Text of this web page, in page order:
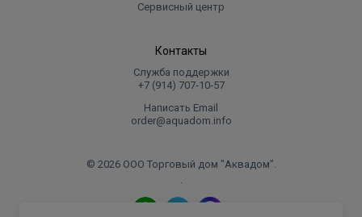
Сервисный центр
Контакты
Служба поддержки
+7 (914) 707‑10‑57
Написать Email
order@aquadom.info
© 2026 ООО Торговый дом "Аквадом".
.